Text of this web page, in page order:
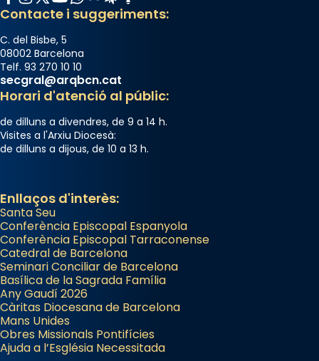
Contacte i suggeriments:
C. del Bisbe, 5
08002 Barcelona
Telf. 93 270 10 10
secgral@arqbcn.cat
Horari d'atenció al públic:
de dilluns a divendres, de 9 a 14 h.
Visites a l'Arxiu Diocesà:
de dilluns a dijous, de 10 a 13 h.
Enllaços d'interès:
Santa Seu
Conferència Episcopal Espanyola
Conferència Episcopal Tarraconense
Catedral de Barcelona
Seminari Conciliar de Barcelona
Basílica de la Sagrada Família
Any Gaudí 2026
Càritas Diocesana de Barcelona
Mans Unides
Obres Missionals Pontifícies
Ajuda a l’Església Necessitada